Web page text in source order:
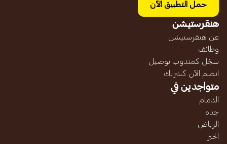
حمل التطبيق الآن
هنقرستيشن
عن هنقرستيشن
وظائف
سجّل كمندوب توصيل
انضم الآن كشريك
متواجدين في
الدمام
جده
الرياض
الخبر